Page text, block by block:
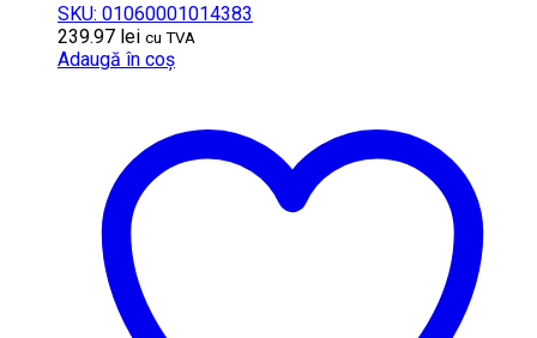
SKU: 01060001014383
239.97 lei cu TVA
Adaugă în coș